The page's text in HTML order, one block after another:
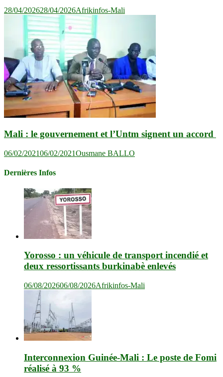
28/04/202628/04/2026Afrikinfos-Mali
Mali : le gouvernement et l’Untm signent un accord
06/02/202106/02/2021Ousmane BALLO
Dernières Infos
Yorosso : un véhicule de transport incendié et
deux ressortissants burkinabè enlevés
06/08/202606/08/2026Afrikinfos-Mali
Interconnexion Guinée-Mali : Le poste de Fomi
réalisé à 93 %